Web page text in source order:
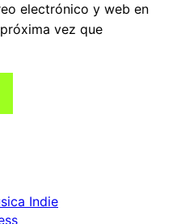
electrónico y web en
vez que
Indie